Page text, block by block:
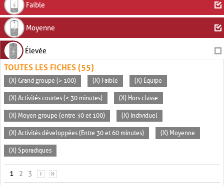
Faible
Moyenne
Élevée
TOUTES LES FICHES (55)
(X) Grand groupe (> 100) (X) Faible (X) Équipe
(X) Activités courtes (< 30 minutes) (X) Hors classe
(X) Moyen groupe (entre 30 et 100) (X) Individuel
(X) Activités développées (Entre 30 et 60 minutes) (X) Moyenne
(X) Sporadiques
PAGES
1 2 3 › »